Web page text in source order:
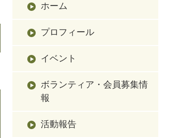
ホーム
プロフィール
イベント
ボランティア・会員募集情
報
活動報告